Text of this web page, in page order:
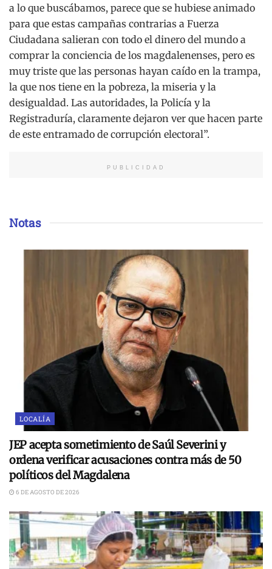
a lo que buscábamos, parece que se hubiese animado
para que estas campañas contrarias a Fuerza
Ciudadana salieran con todo el dinero del mundo a
comprar la conciencia de los magdalenenses, pero es
muy triste que las personas hayan caído en la trampa,
la que nos tiene en la pobreza, la miseria y la
desigualdad. Las autoridades, la Policía y la
Registraduría, claramente dejaron ver que hacen parte
de este entramado de corrupción electoral”.
PUBLICIDAD
Notas
LOCALÍA
JEP acepta sometimiento de Saúl Severini y
ordena verificar acusaciones contra más de 50
políticos del Magdalena
6 DE AGOSTO DE 2026